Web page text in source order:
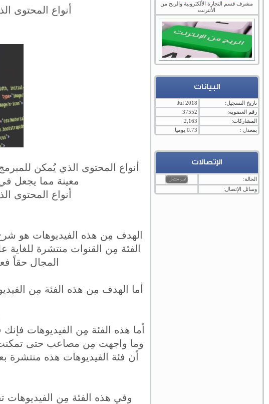
مشرف قسم التجارة الألكترونية والربح من
الأنترنت
البيانات
تاريخ التسجيل:
Jul 2018
رقم العضوية:
37552
المشاركات:
2,163
بمعدل :
0.73 يوميا
الإتصالات
الحالة:
وسائل الإتصال:
أنواع المحتوى
أنواع المحتوى الذي يُمكن
معينة مما يجعل في
أنواع المحتوى
الهدف مِن هذه الفيديوهات هو شرح
الفئة مِن القنوات منتشرة
المجال حقاً
أما الهدف مِن هذه الفئة مِن
أما هذه الفئة مِن الفيديوهات
وما واجهت مِن مصاعب حتى تمكنت
أن فئة الفيديوهات هذه منتشرة
وفي هذه الفئة مِن الفيديوهات